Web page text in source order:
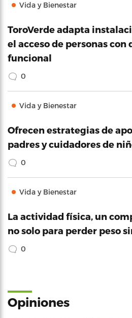
Vida y Bienestar
ToroVerde adapta
el acceso de personas con
funcional
0
Vida y Bienestar
Ofrecen estrategias de
padres y cuidadores de
0
Vida y Bienestar
La actividad física, un
no solo para perder peso
0
Opiniones